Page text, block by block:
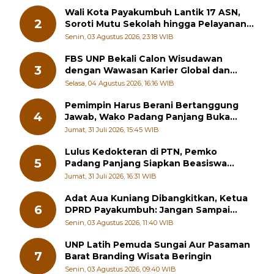
2
Wali Kota Payakumbuh Lantik 17 ASN,
Soroti Mutu Sekolah hingga Pelayanan
RSUD
Senin, 03 Agustus 2026, 23:18 WIB
3
FBS UNP Bekali Calon Wisudawan
dengan Wawasan Karier Global dan
Kewirausahaan Kreatif
Selasa, 04 Agustus 2026, 16:16 WIB
4
Pemimpin Harus Berani Bertanggung
Jawab, Wako Padang Panjang Buka
Pelatihan Kepemimpinan Pelajar
Jumat, 31 Juli 2026, 15:45 WIB
5
Lulus Kedokteran di PTN, Pemko
Padang Panjang Siapkan Beasiswa
Penuh
Jumat, 31 Juli 2026, 16:31 WIB
6
Adat Aua Kuniang Dibangkitkan, Ketua
DPRD Payakumbuh: Jangan Sampai
Generasi Muda Hilang Jati Diri
Senin, 03 Agustus 2026, 11:40 WIB
7
UNP Latih Pemuda Sungai Aur Pasaman
Barat Branding Wisata Beringin
Senin, 03 Agustus 2026, 09:40 WIB